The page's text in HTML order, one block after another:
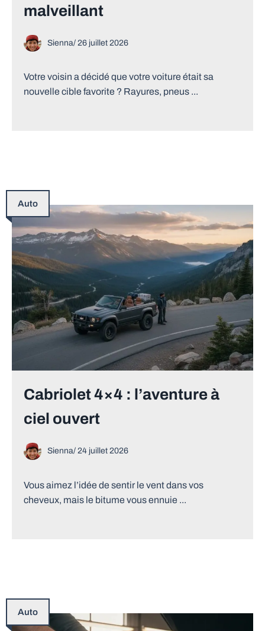
malveillant
Sienna/ 26 juillet 2026
Votre voisin a décidé que votre voiture était sa
nouvelle cible favorite ? Rayures, pneus ...
Auto
Cabriolet 4×4 : l’aventure à
ciel ouvert
Sienna/ 24 juillet 2026
Vous aimez l’idée de sentir le vent dans vos
cheveux, mais le bitume vous ennuie ...
Auto